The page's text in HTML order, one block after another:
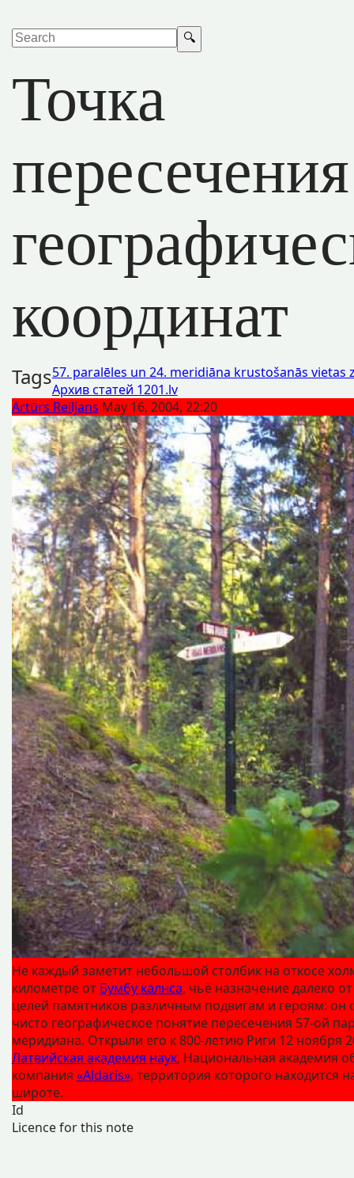
Точка
пересечения
координат
Tags57. paralēles un 24. meridiāna krustošanās vietas
Архив статей 1201.lv
Artūrs Reiljans May 16, 2004, 22:20
Не каждый заметит небольшой столбик на откосе
километре от Бумбу калнса, чьё назначение далеко
целей памятников различным подвигам и героям: он
чисто географическое понятие пересечения 57-ой
меридиана. Открыли его к 800-летию Риги 12 ноября
Латвийская академия наук, Национальная академия
компания «Aldaris», территория которого находится
широте.
Id
Licence for this note